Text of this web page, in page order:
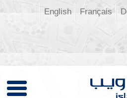
Français
English